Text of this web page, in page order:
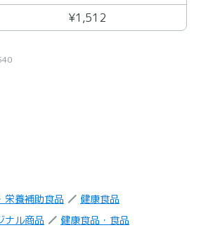
¥1,512
栄養補助食品
健康食品
ナル商品 健康食品・食品